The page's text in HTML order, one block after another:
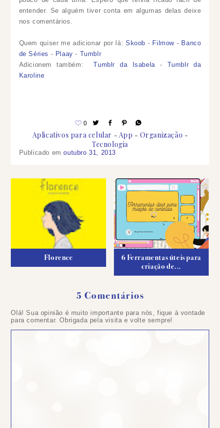
entender. Se alguém tiver conta em algumas delas deixe
nos comentários.
Quem quiser me adicionar por lá:Skoob - Filmow - Banco
de Séries - Plaay - Tumblr
Adicionem também:Tumblr da Isabela - Tumblr da
Karoline
0
Aplicativos para celular App
Organização
Tecnologia
Publicado emoutubro 31, 2013
Florence
6 Ferramentas úteis para
criação de...
5 Comentários
Olá! Sua opinião é muito importante para nós, fique à vontade
para comentar. Obrigada pela visita e volte sempre!